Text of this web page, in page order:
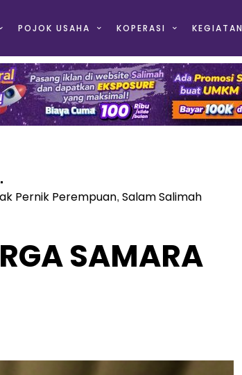
POJOK USAHA KOPERASI KEGIATAN
Pernik Perempuan, Salam Salimah
SAMARA